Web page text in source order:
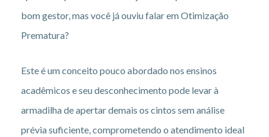
bom gestor, mas você já ouviu falar em Otimização
Prematura?
Este é um conceito pouco abordado nos ensinos
acadêmicos e seu desconhecimento pode levar à
armadilha de apertar demais os cintos sem análise
prévia suficiente, comprometendo o atendimento ideal